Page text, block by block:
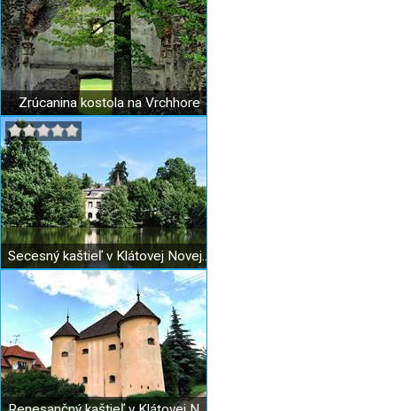
Zrúcanina kostola na Vrchhore
Secesný kaštieľ v Klátovej Novej Vsi